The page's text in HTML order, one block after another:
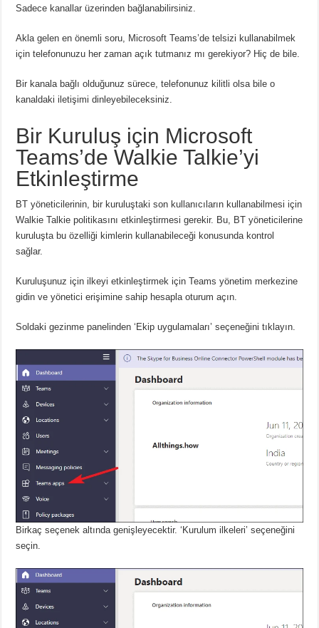
Sadece kanallar üzerinden bağlanabilirsiniz.
Akla gelen en önemli soru, Microsoft Teams’de telsizi kullanabilmek
için telefonunuzu her zaman açık tutmanız mı gerekiyor? Hiç de bile.
Bir kanala bağlı olduğunuz sürece, telefonunuz kilitli olsa bile o
kanaldaki iletişimi dinleyebileceksiniz.
Bir Kuruluş için Microsoft
Teams’de Walkie Talkie’yi
Etkinleştirme
BT yöneticilerinin, bir kuruluştaki son kullanıcıların kullanabilmesi için
Walkie Talkie politikasını etkinleştirmesi gerekir. Bu, BT yöneticilerine
kuruluşta bu özelliği kimlerin kullanabileceği konusunda kontrol
sağlar.
Kuruluşunuz için ilkeyi etkinleştirmek için Teams yönetim merkezine
gidin ve yönetici erişimine sahip hesapla oturum açın.
Soldaki gezinme panelinden ‘Ekip uygulamaları’ seçeneğini tıklayın.
Birkaç seçenek altında genişleyecektir.‘Kurulum ilkeleri’ seçeneğini
seçin.